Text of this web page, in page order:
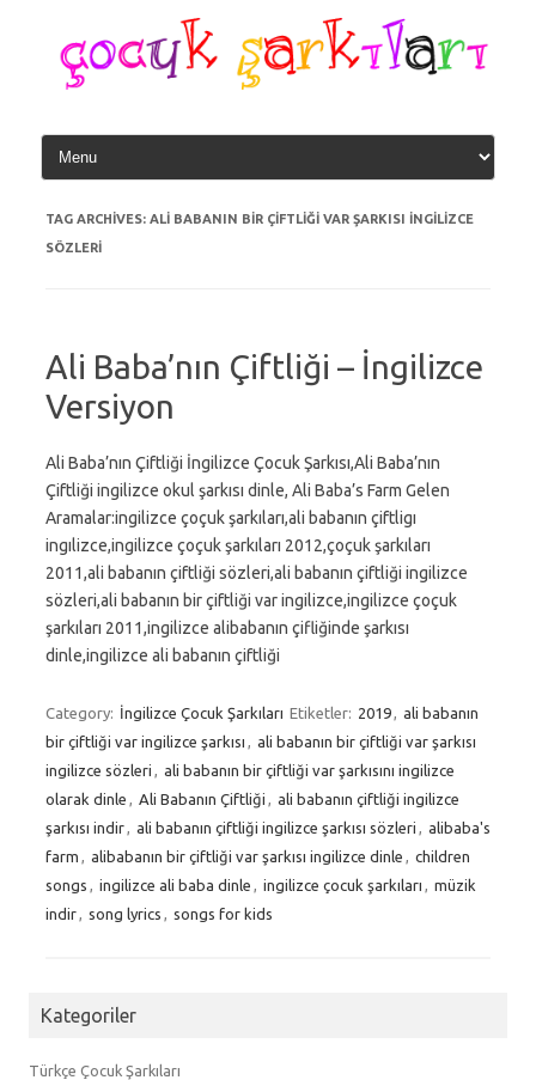
content
TAG ARCHIVES: ALI BABANIN BIR ÇIFTLIĞI VAR ŞARKISI INGILIZCE
SÖZLERI
Ali Baba’nın Çiftliği – İngilizce
Versiyon
Ali Baba’nın Çiftliği İngilizce Çocuk Şarkısı,Ali Baba’nın
Çiftliği ingilizce okul şarkısı dinle, Ali Baba’s Farm Gelen
Aramalar:ingilizce çoçuk şarkıları,ali babanın çiftligı
ingılizce,ingilizce çoçuk şarkıları 2012,çoçuk şarkıları
2011,ali babanın çiftliği sözleri,ali babanın çiftliği ingilizce
sözleri,ali babanın bir çiftliği var ingilizce,ingilizce çoçuk
şarkıları 2011,ingilizce alibabanın çifliğinde şarkısı
dinle,ingilizce ali babanın çiftliği
Category: İngilizce Çocuk Şarkıları Etiketler: 2019
ali babanın
bir çiftliği var ingilizce şarkısı
ali babanın bir çiftliği var şarkısı
ingilizce sözleri
ali babanın bir çiftliği var şarkısını ingilizce
olarak dinle
Ali Babanın Çiftliği
ali babanın çiftliği ingilizce
şarkısı indir
ali babanın çiftliği ingilizce şarkısı sözleri
alibaba's
farm
alibabanın bir çiftliği var şarkısı ingilizce dinle
children
songs
ingilizce ali baba dinle ingilizce çocuk şarkıları
müzik
indir
song lyrics songs for kids
Kategoriler
Türkçe Çocuk Şarkıları